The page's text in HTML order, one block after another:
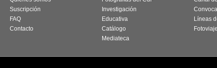
Suscripción
FAQ
Contacto
Investigación
Educativa
Catálogo
Mediateca
Líneas